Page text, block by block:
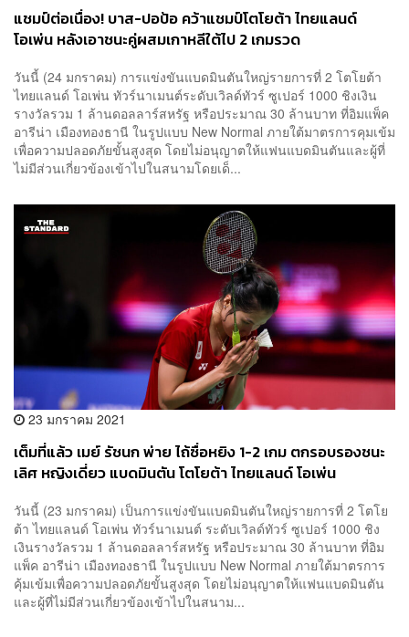
แชมป์ต่อเนื่อง! บาส-ปอป้อ คว้าแชมป์โตโยต้า ไทยแลนด์
โอเพ่น หลังเอาชนะคู่ผสมเกาหลีใต้ไป 2 เกมรวด
วันนี้ (24 มกราคม) การแข่งขันแบดมินตันใหญ่รายการที่ 2 โตโยต้า
ไทยแลนด์ โอเพ่น ทัวร์นาเมนต์ระดับเวิลด์ทัวร์ ซูเปอร์ 1000 ชิงเงิน
รางวัลรวม 1 ล้านดอลลาร์สหรัฐ หรือประมาณ 30 ล้านบาท ที่อิมแพ็ค
อารีน่า เมืองทองธานี ในรูปแบบ New Normal ภายใต้มาตรการคุมเข้ม
เพื่อความปลอดภัยขั้นสูงสุด โดยไม่อนุญาตให้แฟนแบดมินตันและผู้ที่
ไม่มีส่วนเกี่ยวข้องเข้าไปในสนามโดยเด็...
23 มกราคม 2021
เต็มที่แล้ว เมย์ รัชนก พ่าย ไถ้ซื่อหยิง 1-2 เกม ตกรอบรองชนะ
เลิศ หญิงเดี่ยว แบดมินตัน โตโยต้า ไทยแลนด์ โอเพ่น
วันนี้ (23 มกราคม) เป็นการแข่งขันแบดมินตันใหญ่รายการที่ 2 โตโย
ต้า ไทยแลนด์ โอเพ่น ทัวร์นาเมนต์ ระดับเวิลด์ทัวร์ ซูเปอร์ 1000 ชิง
เงินรางวัลรวม 1 ล้านดอลลาร์สหรัฐ หรือประมาณ 30 ล้านบาท ที่อิม
แพ็ค อารีน่า เมืองทองธานี ในรูปแบบ New Normal ภายใต้มาตรการ
คุ้มเข้มเพื่อความปลอดภัยขั้นสูงสุด โดยไม่อนุญาตให้แฟนแบดมินตัน
และผู้ที่ไม่มีส่วนเกี่ยวข้องเข้าไปในสนาม...